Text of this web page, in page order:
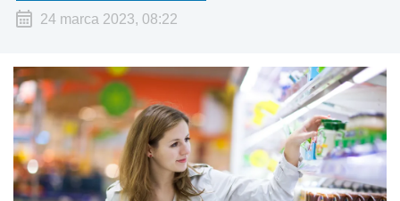
24 marca 2023, 08:22